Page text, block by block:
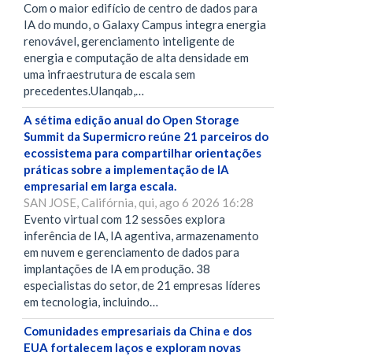
Com o maior edifício de centro de dados para
IA do mundo, o Galaxy Campus integra energia
renovável, gerenciamento inteligente de
energia e computação de alta densidade em
uma infraestrutura de escala sem
precedentes.Ulanqab,…
A sétima edição anual do Open Storage
Summit da Supermicro reúne 21 parceiros do
ecossistema para compartilhar orientações
práticas sobre a implementação de IA
empresarial em larga escala.
SAN JOSE, Califórnia, qui, ago 6 2026 16:28
Evento virtual com 12 sessões explora
inferência de IA, IA agentiva, armazenamento
em nuvem e gerenciamento de dados para
implantações de IA em produção. 38
especialistas do setor, de 21 empresas líderes
em tecnologia, incluindo…
Comunidades empresariais da China e dos
EUA fortalecem laços e exploram novas